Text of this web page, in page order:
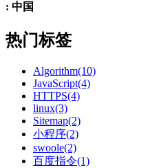
: 中国
热门标签
Algorithm(10)
JavaScript(4)
HTTPS(4)
linux(3)
Sitemap(2)
小程序(2)
swoole(2)
百度指令(1)